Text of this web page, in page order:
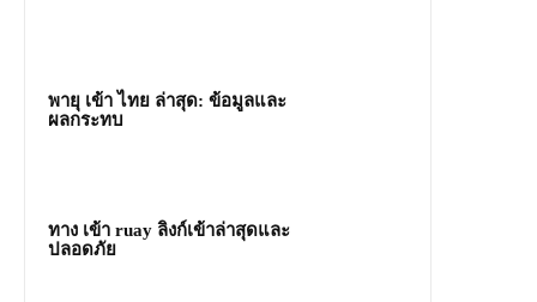
พายุ เข้า ไทย ล่าสุด: ข้อมูลและ
ผลกระทบ
ทาง เข้า ruay ลิงก์เข้าล่าสุดและ
ปลอดภัย